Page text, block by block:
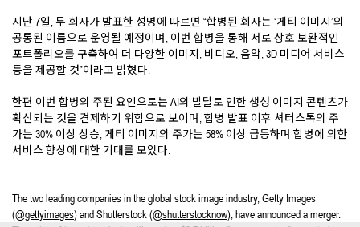
지난 7일, 두 회사가 발표한 성명에 따르면 “합병된 회사는 ‘게티 이미지’의
공통된 이름으로 운영될 예정이며, 이번 합병을 통해 서로 상호 보완적인
포트폴리오를 구축하여 더 다양한 이미지, 비디오, 음악, 3D 미디어 서비스
등을 제공할 것”이라고 밝혔다.
한편 이번 합병의 주된 요인으로는 AI의 발달로 인한 생성 이미지 콘텐츠가
확산되는 것을 견제하기 위함으로 보이며, 합병 발표 이후 셔터스톡의 주
가는 30% 이상 상승, 게티 이미지의 주가는 58% 이상 급등하며 합병에 의한
서비스 향상에 대한 기대를 모았다.
The two leading companies in the global stock image industry, Getty Images
(@gettyimages) and Shutterstock (@shutterstocknow), have announced a merger.